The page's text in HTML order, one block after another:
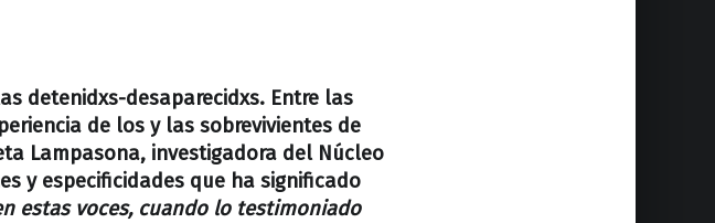
detenidxs-desaparecidxs. Entre las
de los y las sobrevivientes de
Lampasona, investigadora del Núcleo
y especificidades que ha significado
estas voces, cuando lo testimoniado